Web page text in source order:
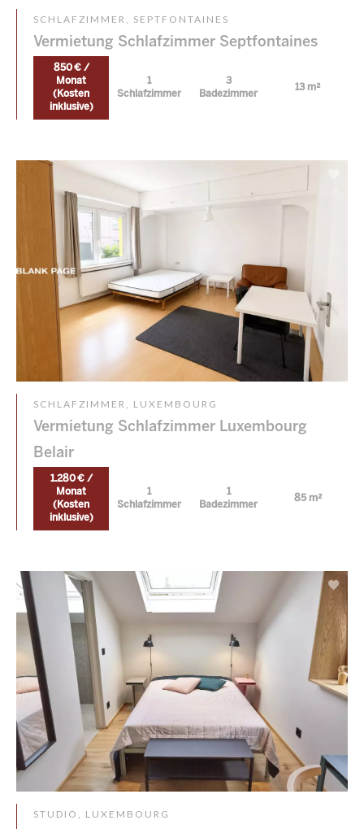
SCHLAFZIMMER, SEPTFONTAINES
Vermietung Schlafzimmer Septfontaines
850 € /
Monat
(Kosten
inklusive)
1
Schlafzimmer
3
Badezimmer
13 m²
SCHLAFZIMMER, LUXEMBOURG
Vermietung Schlafzimmer Luxembourg
Belair
1.280 € /
Monat
(Kosten
inklusive)
1
Schlafzimmer
1
Badezimmer
85 m²
STUDIO, LUXEMBOURG